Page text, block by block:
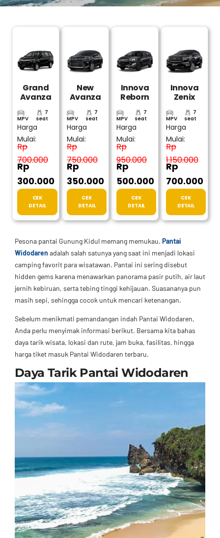
Grand
Avanza
MPV
7
seat
Harga
Mulai:
Rp
700.000
Rp
300.000
CEK
DETAIL
New
Avanza
MPV
7
seat
Harga
Mulai:
Rp
750.000
Rp
350.000
CEK
DETAIL
Innova
Reborn
MPV
7
seat
Harga
Mulai:
Rp
950.000
Rp
500.000
CEK
DETAIL
Innova
Zenix
MPV
7
seat
Harga
Mulai:
Rp
1.150.000
Rp
700.000
CEK
DETAIL
Pesona pantai Gunung Kidul memang memukau. Pantai
Widodaren adalah salah satunya yang saat ini menjadi lokasi
camping favorit para wisatawan. Pantai ini sering disebut
hidden gems karena menawarkan panorama pasir putih, air laut
jernih kebiruan, serta tebing tinggi kehijauan. Suasananya pun
masih sepi, sehingga cocok untuk mencari ketenangan.
Sebelum menikmati pemandangan indah Pantai Widodaren,
Anda perlu menyimak informasi berikut. Bersama kita bahas
daya tarik wisata, lokasi dan rute, jam buka, fasilitas, hingga
harga tiket masuk Pantai Widodaren terbaru.
Daya Tarik Pantai Widodaren